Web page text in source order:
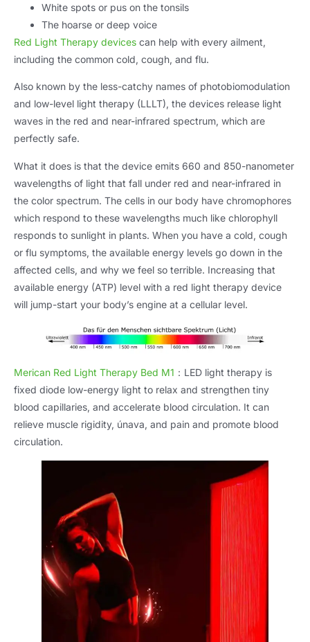
White spots or pus on the tonsils
The hoarse or deep voice
Red Light Therapy devices can help with every ailment,
including the common cold, cough, and flu.
Also known by the less-catchy names of photobiomodulation
and low-level light therapy (LLLT), the devices release light
waves in the red and near-infrared spectrum, which are
perfectly safe.
What it does is that the device emits 660 and 850-nanometer
wavelengths of light that fall under red and near-infrared in
the color spectrum. The cells in our body have chromophores
which respond to these wavelengths much like chlorophyll
responds to sunlight in plants. When you have a cold, cough
or flu symptoms, the available energy levels go down in the
affected cells, and why we feel so terrible. Increasing that
available energy (ATP) level with a red light therapy device
will jump-start your body’s engine at a cellular level.
Merican Red Light Therapy Bed M1 ： LED light therapy is
fixed diode low-energy light to relax and strengthen tiny
blood capillaries, and accelerate blood circulation. It can
relieve muscle rigidity, únava, and pain and promote blood
circulation.